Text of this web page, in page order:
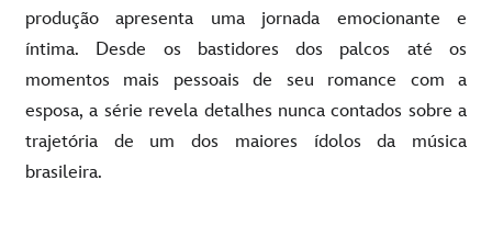
produção apresenta uma jornada emocionante e
íntima. Desde os bastidores dos palcos até os
momentos mais pessoais de seu romance com a
esposa, a série revela detalhes nunca contados sobre a
trajetória de um dos maiores ídolos da música
brasileira.